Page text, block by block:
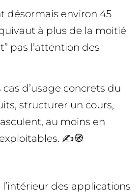
désormais environ 45
à plus de la moitié
pas l’attention des
d’usage concrets du
structurer un cours,
au moins en
✍️🧭
des applications